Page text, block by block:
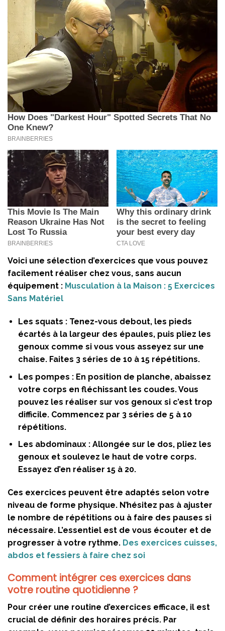
Voici une sélection d’exercices que vous pouvez
facilement réaliser chez vous, sans aucun
équipement : Musculation à la Maison : 5 Exercices
Sans Matériel
Les squats :Tenez-vous debout, les pieds
écartés à la largeur des épaules, puis pliez les
genoux comme si vous vous asseyez sur une
chaise. Faites 3 séries de 10 à 15 répétitions.
Les pompes :En position de planche, abaissez
votre corps en fléchissant les coudes. Vous
pouvez les réaliser sur vos genoux si c’est trop
difficile. Commencez par 3 séries de 5 à 10
répétitions.
Les abdominaux :Allongée sur le dos, pliez les
genoux et soulevez le haut de votre corps.
Essayez d’en réaliser 15 à 20.
Ces exercices peuvent être adaptés selon votre
niveau de forme physique. N’hésitez pas à ajuster
le nombre de répétitions ou à faire des pauses si
nécessaire. L’essentiel est de vous écouter et de
progresser à votre rythme. Des exercices cuisses,
abdos et fessiers à faire chez soi
Comment intégrer ces exercices dans
votre routine quotidienne ?
Pour créer une routine d’exercices efficace, il est
crucial de définir des horaires précis. Par